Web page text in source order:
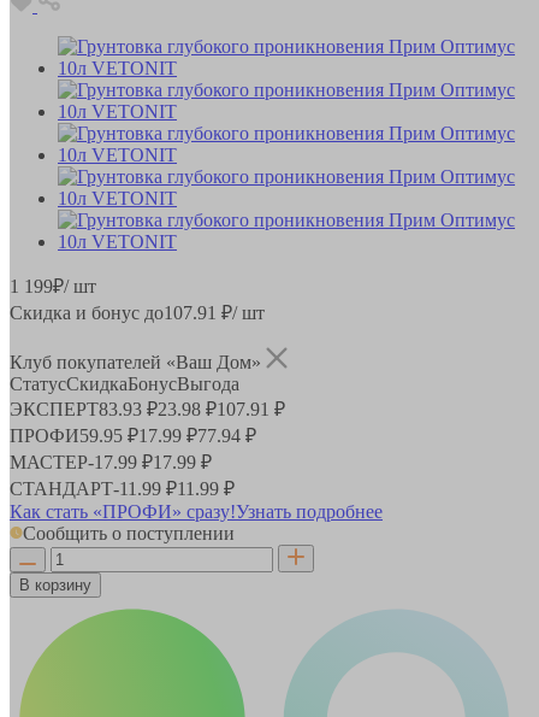
1 199₽/ шт
Скидка и бонус до107.91 ₽/ шт
Клуб покупателей «Ваш Дом»
СтатусСкидкаБонусВыгода
ЭКСПЕРТ83.93 ₽23.98 ₽107.91 ₽
ПРОФИ59.95 ₽17.99 ₽77.94 ₽
МАСТЕР-17.99 ₽17.99 ₽
СТАНДАРТ-11.99 ₽11.99 ₽
Как стать «ПРОФИ» сразу!Узнать подробнее
Сообщить о поступлении
В корзину